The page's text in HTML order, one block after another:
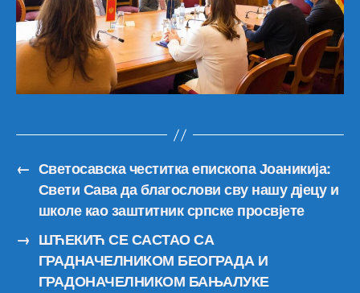
← Светосавска честитка eпископа Јоаникија:
Свети Сава да благослови сву нашу дјецу и
школе као заштитник српске просвјете
→ ШЋЕКИЋ СЕ САСТАО СА
ГРАДНАЧЕЛНИКОМ БЕОГРАДА И
ГРАДОНАЧЕЛНИКОМ БАЊАЛУКЕ